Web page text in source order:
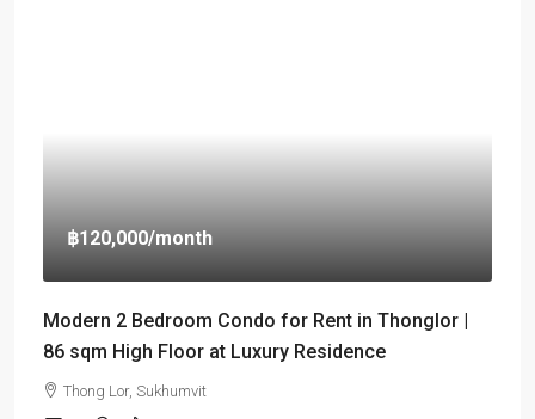
฿120,000/month
Modern 2 Bedroom Condo for Rent in Thonglor |
86 sqm High Floor at Luxury Residence
Thong Lor, Sukhumvit